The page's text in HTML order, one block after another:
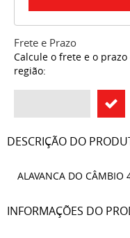
Frete e Prazo
Calcule o frete e o
região:
DESCRIÇÃO DO
ALAVANCA DO CÂMBIO
INFORMAÇÕES DO